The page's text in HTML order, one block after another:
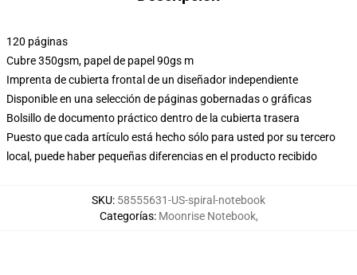
120 páginas
Cubre 350gsm, papel de papel 90gs m
Imprenta de cubierta frontal de un diseñador independiente
Disponible en una selección de páginas gobernadas o gráficas
Bolsillo de documento práctico dentro de la cubierta trasera
Puesto que cada artículo está hecho sólo para usted por su tercero
local, puede haber pequeñas diferencias en el producto recibido
SKU: 58555631-US-spiral-notebook
Categorías: Moonrise Notebook,